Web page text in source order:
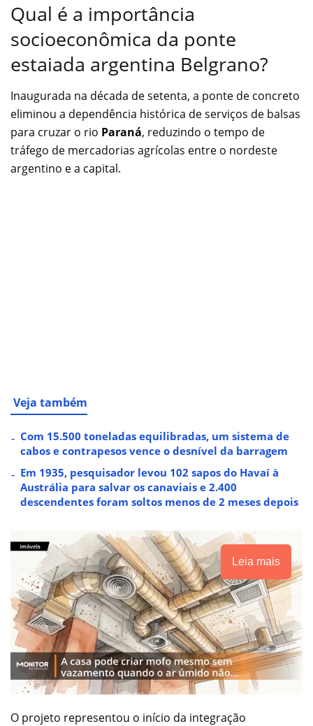
Qual é a importância
socioeconômica da ponte
estaiada argentina Belgrano?
Inaugurada na década de setenta, a ponte de concreto
eliminou a dependência histórica de serviços de balsas
para cruzar o rio Paraná, reduzindo o tempo de
tráfego de mercadorias agrícolas entre o nordeste
argentino e a capital.
Veja também
Com 15.500 toneladas equilibradas, um sistema de
cabos e contrapesos vence o desnível da barragem
Em 1935, pesquisador levou 102 sapos do Havaí à
Austrália para salvar os canaviais e 2.400
descendentes foram soltos menos de 2 meses depois
Leia mais
O projeto representou o início da integração